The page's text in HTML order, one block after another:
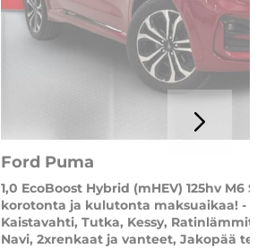
Ford Puma
1,0 EcoBoost Hybrid (mHEV) 125hv M6
korotonta ja kulutonta maksuaikaa! -
Kaistavahti, Tutka, Kessy,
Navi, 2xrenkaat ja vanteet, Jakopää
NÄSTA